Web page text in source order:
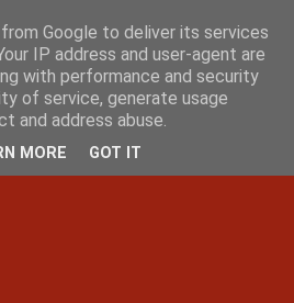
Google to deliver its services
IP address and user-agent are
with performance and security
of service, generate usage
and address abuse.
MORE GOT IT